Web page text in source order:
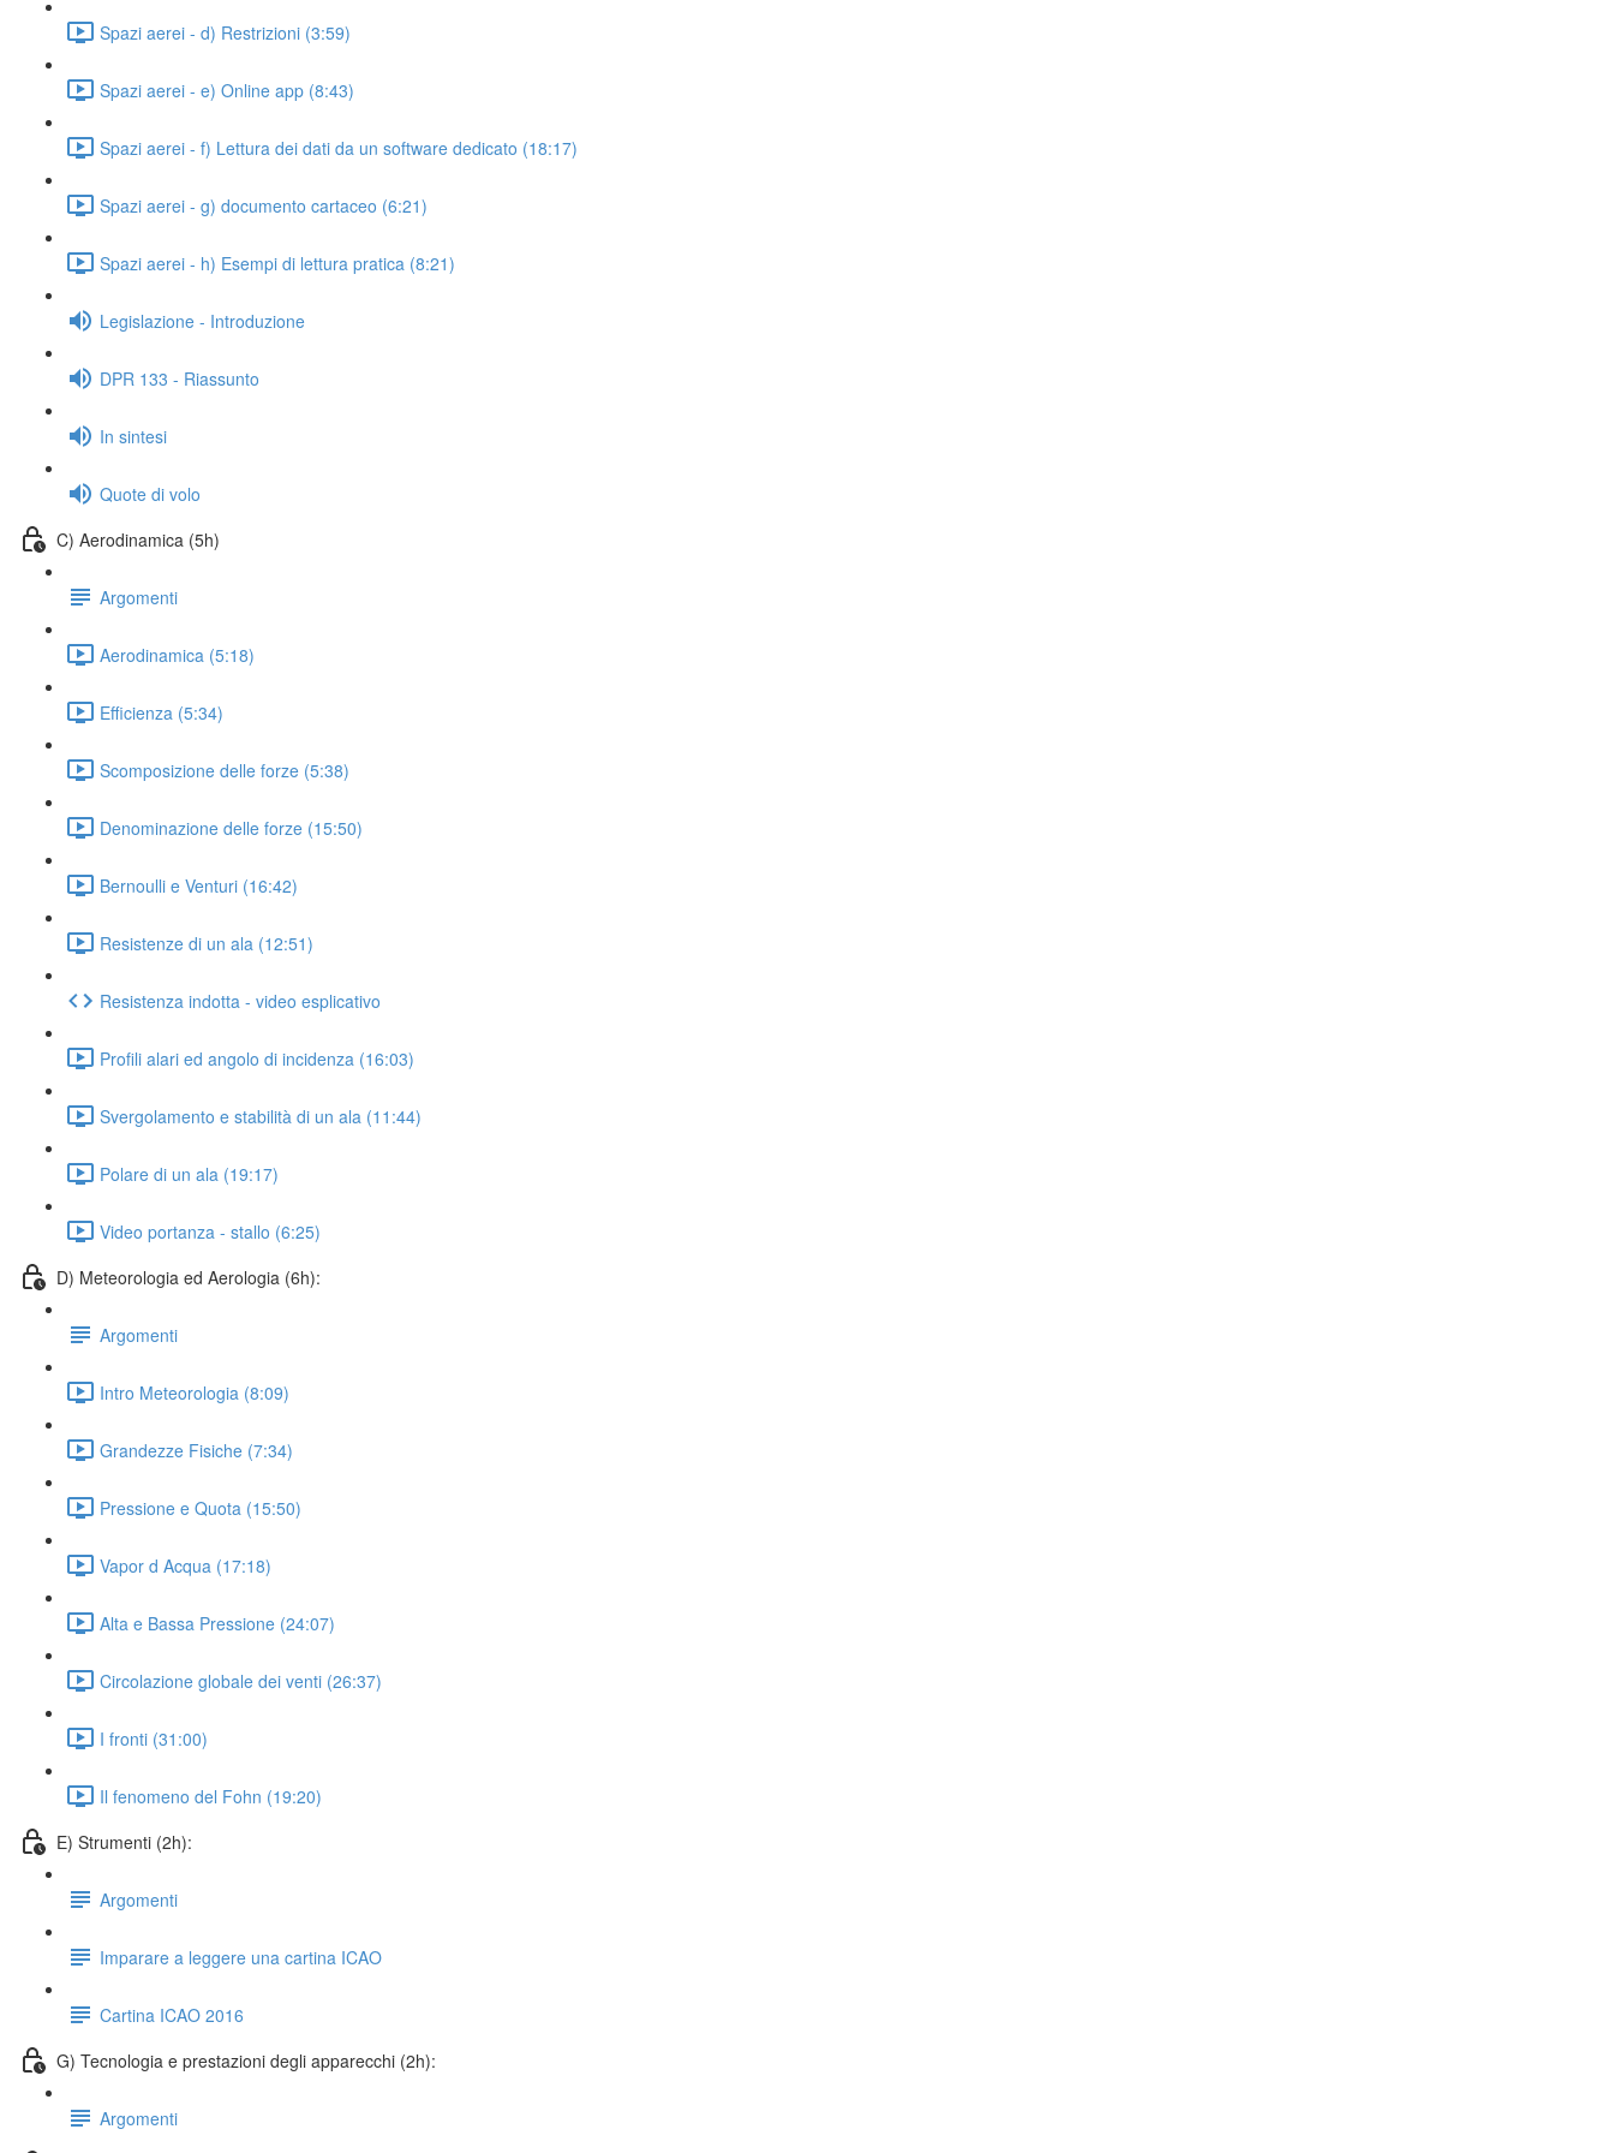
Spazi aerei - d) Restrizioni (3:59)
Spazi aerei - e) Online app (8:43)
Spazi aerei - f) Lettura dei dati da un software dedicato (18:17)
Spazi aerei - g) documento cartaceo (6:21)
Spazi aerei - h) Esempi di lettura pratica (8:21)
Legislazione - Introduzione
DPR 133 - Riassunto
In sintesi
Quote di volo
C) Aerodinamica (5h)
Argomenti
Aerodinamica (5:18)
Efficienza (5:34)
Scomposizione delle forze (5:38)
Denominazione delle forze (15:50)
Bernoulli e Venturi (16:42)
Resistenze di un ala (12:51)
Resistenza indotta - video esplicativo
Profili alari ed angolo di incidenza (16:03)
Svergolamento e stabilità di un ala (11:44)
Polare di un ala (19:17)
Video portanza - stallo (6:25)
D) Meteorologia ed Aerologia (6h):
Argomenti
Intro Meteorologia (8:09)
Grandezze Fisiche (7:34)
Pressione e Quota (15:50)
Vapor d Acqua (17:18)
Alta e Bassa Pressione (24:07)
Circolazione globale dei venti (26:37)
I fronti (31:00)
Il fenomeno del Fohn (19:20)
E) Strumenti (2h):
Argomenti
Imparare a leggere una cartina ICAO
Cartina ICAO 2016
G) Tecnologia e prestazioni degli apparecchi (2h):
Argomenti